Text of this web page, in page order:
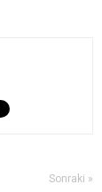
Sonraki »